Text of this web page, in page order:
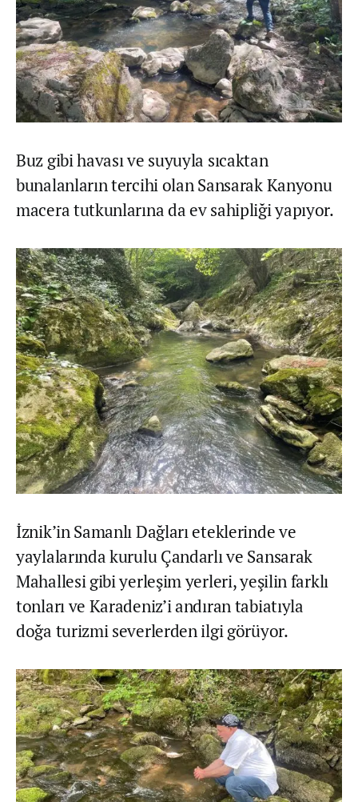
Buz gibi havası ve suyuyla sıcaktan
bunalanların tercihi olan Sansarak Kanyonu
macera tutkunlarına da ev sahipliği yapıyor.
İznik’in Samanlı Dağları eteklerinde ve
yaylalarında kurulu Çandarlı ve Sansarak
Mahallesi gibi yerleşim yerleri, yeşilin farklı
tonları ve Karadeniz’i andıran tabiatıyla
doğa turizmi severlerden ilgi görüyor.